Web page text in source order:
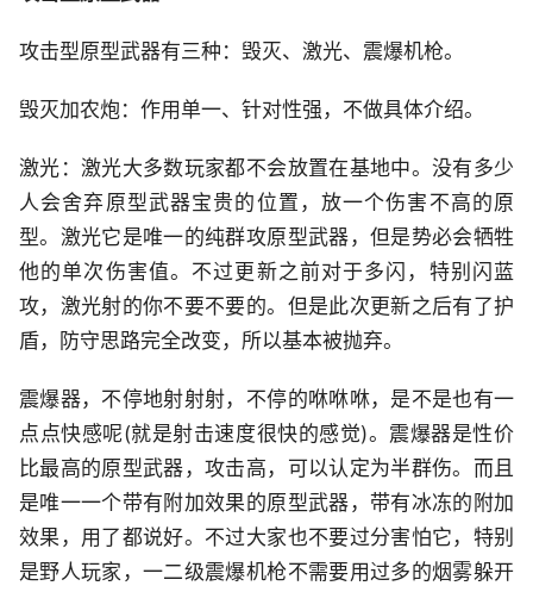
攻击型原型武器有三种：毁灭、激光、震爆机枪。
毁灭加农炮：作用单一、针对性强，不做具体介绍。
激光：激光大多数玩家都不会放置在基地中。没有多少
人会舍弃原型武器宝贵的位置，放一个伤害不高的原
型。激光它是唯一的纯群攻原型武器，但是势必会牺牲
他的单次伤害值。不过更新之前对于多闪，特别闪蓝
攻，激光射的你不要不要的。但是此次更新之后有了护
盾，防守思路完全改变，所以基本被抛弃。
震爆器，不停地射射射，不停的咻咻咻，是不是也有一
点点快感呢(就是射击速度很快的感觉)。震爆器是性价
比最高的原型武器，攻击高，可以认定为半群伤。而且
是唯一一个带有附加效果的原型武器，带有冰冻的附加
效果，用了都说好。不过大家也不要过分害怕它，特别
是野人玩家，一二级震爆机枪不需要用过多的烟雾躲开